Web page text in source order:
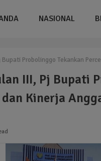
NASIONAL
Bupati Probolinggo Tekankan
III, Pj Bupati
Kinerja